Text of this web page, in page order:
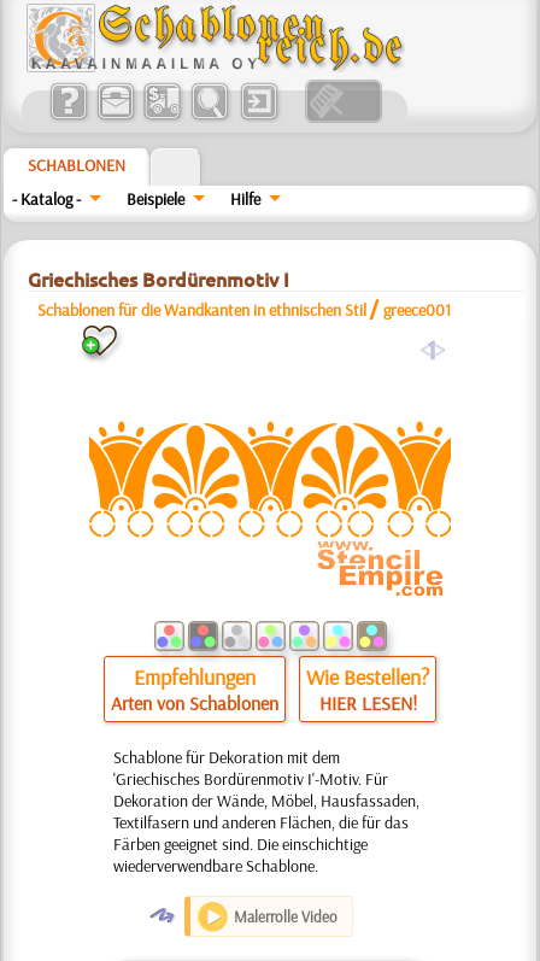
SCHABLONEN
- Katalog -
Beispiele Hilfe
Griechisches Bordürenmotiv I
Schablonen für die Wandkanten in ethnischen Stil /greece001
a
Empfehlungen
Arten von Schablonen
Wie Bestellen?
HIER LESEN!
Schablone für Dekoration mit dem
'Griechisches Bordürenmotiv I'-Motiv. Für
Dekoration der Wände, Möbel, Hausfassaden,
Textilfasern und anderen Flächen, die für das
Färben geeignet sind. Die einschichtige
wiederverwendbare Schablone.
O Malerrolle Video